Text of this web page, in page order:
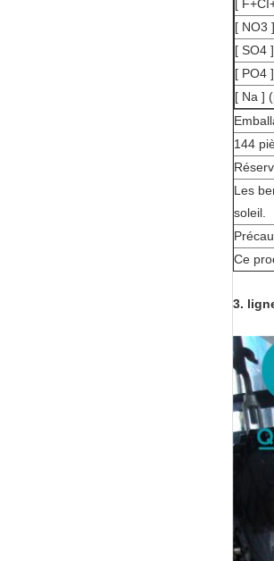
[
[ NO3
[ SO4
[ PO4
[ Na ]
144
Les
soleil.
Ce
3.